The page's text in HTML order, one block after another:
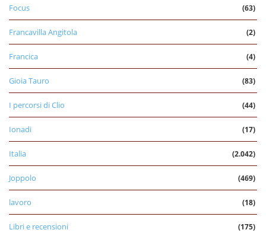
Focus (63)
Francavilla Angitola (2)
Francica (4)
Gioia Tauro (83)
I percorsi di Clio (44)
Ionadi (17)
Italia (2.042)
Joppolo (469)
lavoro (18)
Libri e recensioni (175)